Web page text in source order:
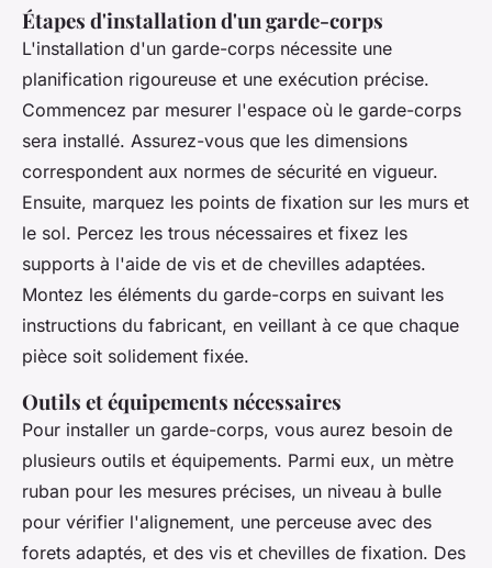
Étapes d'installation d'un garde-corps
L'installation d'un garde-corps nécessite une
planification rigoureuse et une exécution précise.
Commencez par mesurer l'espace où le garde-corps
sera installé. Assurez-vous que les dimensions
correspondent aux normes de sécurité en vigueur.
Ensuite, marquez les points de fixation sur les murs et
le sol. Percez les trous nécessaires et fixez les
supports à l'aide de vis et de chevilles adaptées.
Montez les éléments du garde-corps en suivant les
instructions du fabricant, en veillant à ce que chaque
pièce soit solidement fixée.
Outils et équipements nécessaires
Pour installer un garde-corps, vous aurez besoin de
plusieurs outils et équipements. Parmi eux, un mètre
ruban pour les mesures précises, un niveau à bulle
pour vérifier l'alignement, une perceuse avec des
forets adaptés, et des vis et chevilles de fixation. Des